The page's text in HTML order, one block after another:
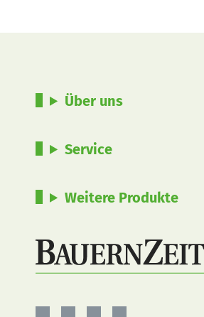
Über uns
Service
Weitere Produkte